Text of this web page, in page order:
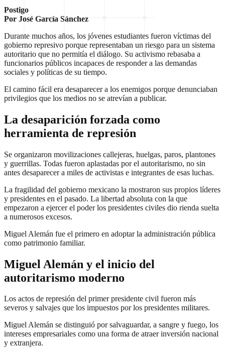
Postigo
Por José García Sánchez
Durante muchos años, los jóvenes estudiantes fueron víctimas del
gobierno represivo porque representaban un riesgo para un sistema
autoritario que no permitía el diálogo. Su activismo rebasaba a
funcionarios públicos incapaces de responder a las demandas
sociales y políticas de su tiempo.
El camino fácil era desaparecer a los enemigos porque denunciaban
privilegios que los medios no se atrevían a publicar.
La desaparición forzada como
herramienta de represión
Se organizaron movilizaciones callejeras, huelgas, paros, plantones
y guerrillas. Todas fueron aplastadas por el autoritarismo, no sin
antes desaparecer a miles de activistas e integrantes de esas luchas.
La fragilidad del gobierno mexicano la mostraron sus propios líderes
y presidentes en el pasado. La libertad absoluta con la que
empezaron a ejercer el poder los presidentes civiles dio rienda suelta
a numerosos excesos.
Miguel Alemán fue el primero en adoptar la administración pública
como patrimonio familiar.
Miguel Alemán y el inicio del
autoritarismo moderno
Los actos de represión del primer presidente civil fueron más
severos y salvajes que los impuestos por los presidentes militares.
Miguel Alemán se distinguió por salvaguardar, a sangre y fuego, los
intereses empresariales como una forma de atraer inversión nacional
y extranjera.